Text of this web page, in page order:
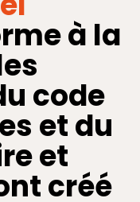
à la
code
et du
et
créé